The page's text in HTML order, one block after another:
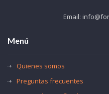
Email:
Menú
Quienes somos
Preguntas frecuentes